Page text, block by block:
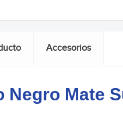
Accesorios
Negro Mate